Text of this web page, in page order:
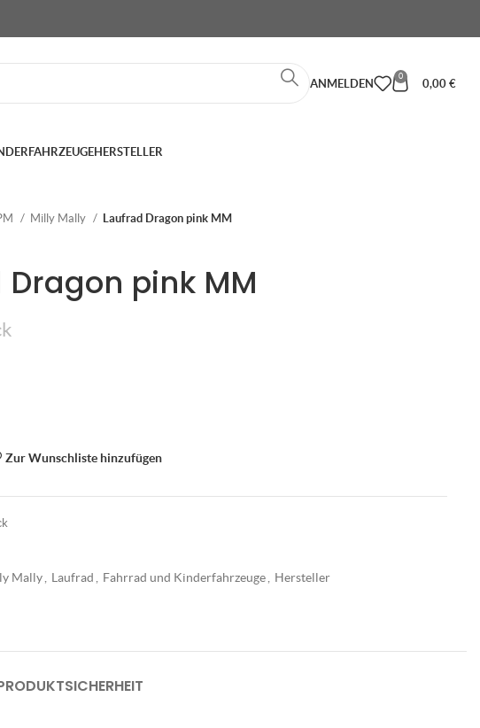
ANMELDEN
0
0,00 €
HERSTELLER
Milly Mally Laufrad Dragon pink MM
pink MM
Zur Wunschliste hinzufügen
Mally Laufrad Fahrrad und Kinderfahrzeuge
Hersteller